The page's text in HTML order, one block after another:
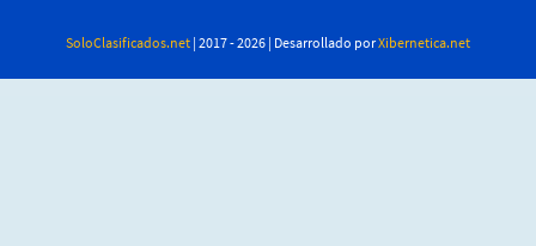
SoloClasificados.net | 2017 - 2026 | Desarrollado porXibernetica.net